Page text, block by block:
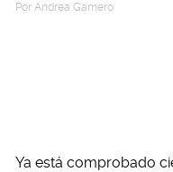
Por Andrea Gamero
Ya está comprobado